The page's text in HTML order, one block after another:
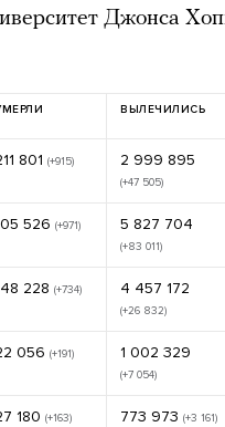
Джонса
ВЫЛЕЧИЛИСЬ
801 (+915) 2 999 895
(+47 505)
526 (+971) 5 827 704
(+83 011)
228 (+734) 4 457 172
(+26 832)
056 (+191) 1 002 329
(+7 054)
180 (+163) 773 973 (+3 161)